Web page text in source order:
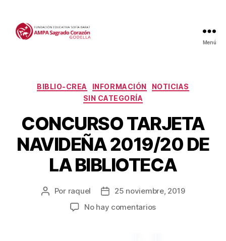
Menú
Categorías
BIBLIO-CREA INFORMACIÓN
NOTICIAS
SIN CATEGORÍA
CONCURSO TARJETA
NAVIDEÑA 2019/20 DE
LA BIBLIOTECA
Autor
Por raquel
Fecha
la
25 noviembre, 2019
No hay comentariosen